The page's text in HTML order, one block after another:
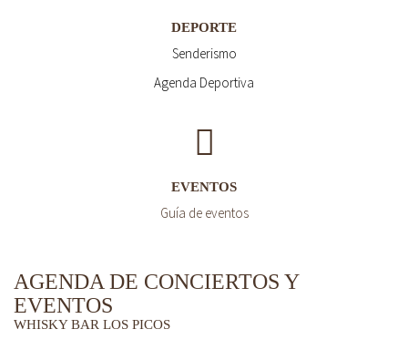
DEPORTE
Senderismo
Agenda Deportiva
EVENTOS
Guía de eventos
AGENDA DE CONCIERTOS Y
EVENTOS
WHISKY BAR LOS PICOS